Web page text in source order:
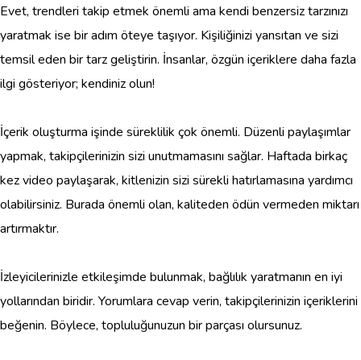
Evet, trendleri takip etmek önemli ama kendi benzersiz tarzınızı
yaratmak ise bir adım öteye taşıyor. Kişiliğinizi yansıtan ve sizi
temsil eden bir tarz geliştirin. İnsanlar, özgün içeriklere daha fazla
ilgi gösteriyor; kendiniz olun!
İçerik oluşturma işinde süreklilik çok önemli. Düzenli paylaşımlar
yapmak, takipçilerinizin sizi unutmamasını sağlar. Haftada birkaç
kez video paylaşarak, kitlenizin sizi sürekli hatırlamasına yardımcı
olabilirsiniz. Burada önemli olan, kaliteden ödün vermeden miktarı
artırmaktır.
İzleyicilerinizle etkileşimde bulunmak, bağlılık yaratmanın en iyi
yollarından biridir. Yorumlara cevap verin, takipçilerinizin içeriklerini
beğenin. Böylece, topluluğunuzun bir parçası olursunuz.